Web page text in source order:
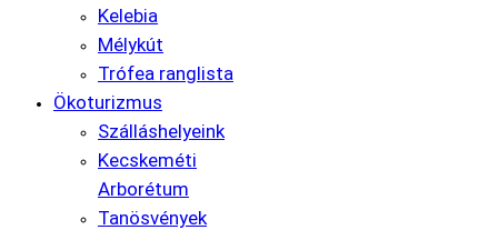
Kelebia
Mélykút
Trófea ranglista
Ökoturizmus
Szálláshelyeink
Kecskeméti
Arborétum
Tanösvények